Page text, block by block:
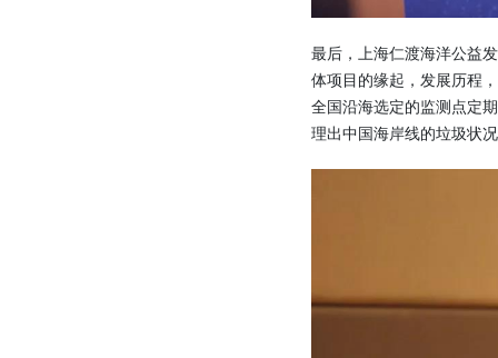
最后，上海仁渡海洋公益
体项目的缘起，发展历程
全国沿海选定的监测点定
理出中国海岸线的垃圾状